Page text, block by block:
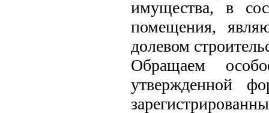
имущества, в
помещения,
долевом
Обращаем
утвержденной